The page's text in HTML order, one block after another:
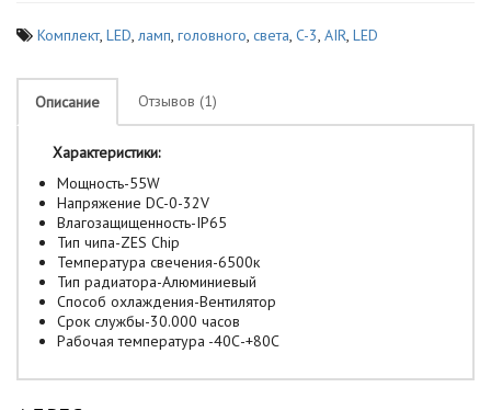
Комплект, LED, ламп, головного, света, C-3, AIR, LED
Описание Отзывов (1)
Характеристики:
Мощность-55W
Напряжение DC-0-32V
Влагозащищенность-IP65
Тип чипа-ZES Chip
Температура свечения-6500к
Тип радиатора-Алюминиевый
Способ охлаждения-Вентилятор
Срок службы-30.000 часов
Рабочая температура -40С-+80С